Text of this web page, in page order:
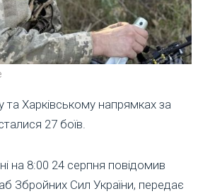
та Харківському напрямках за
27 боїв.
на 8:00 24 серпня повідомив
Збройних Сил України, передає